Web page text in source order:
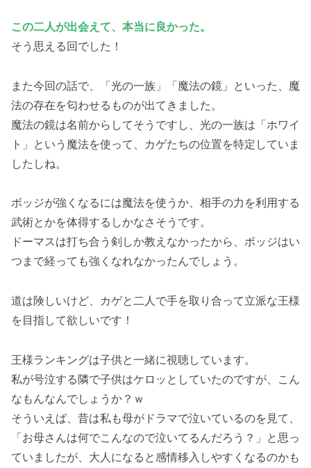
この二人が出会えて、本当に良かった。
そう思える回でした！
また今回の話で、「光の一族」「魔法の鏡」といった、魔
法の存在を匂わせるものが出てきました。
魔法の鏡は名前からしてそうですし、光の一族は「ホワイ
ト」という魔法を使って、カゲたちの位置を特定していま
したしね。
ボッジが強くなるには魔法を使うか、相手の力を利用する
武術とかを体得するしかなさそうです。
ドーマスは打ち合う剣しか教えなかったから、ボッジはい
つまで経っても強くなれなかったんでしょう。
道は険しいけど、カゲと二人で手を取り合って立派な王様
を目指して欲しいです！
王様ランキングは子供と一緒に視聴しています。
私が号泣する隣で子供はケロッとしていたのですが、こん
なもんなんでしょうか？ｗ
そういえば、昔は私も母がドラマで泣いているのを見て、
「お母さんは何でこんなので泣いてるんだろう？」と思っ
ていましたが、大人になると感情移入しやすくなるのかも